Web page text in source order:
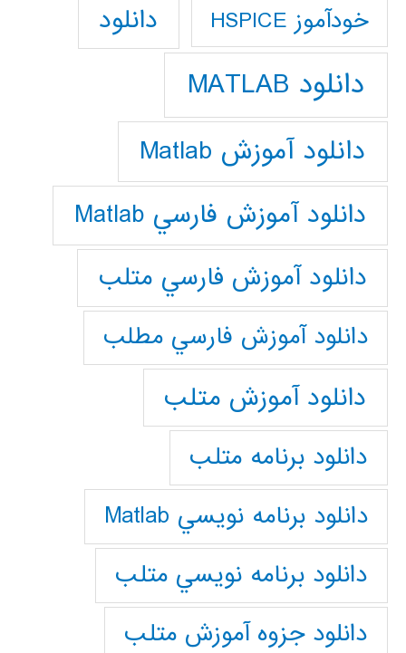
خودآموز HSPICE دانلود
دانلود MATLAB
دانلود آموزش Matlab
دانلود آموزش فارسي Matlab
دانلود آموزش فارسي متلب
دانلود آموزش فارسي مطلب
دانلود آموزش متلب
دانلود برنامه متلب
دانلود برنامه نويسي Matlab
دانلود برنامه نويسي متلب
دانلود جزوه آموزش متلب